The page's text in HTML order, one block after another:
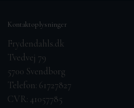
Kontaktoplysninger
Frydendahls.dk
Tvedvej 79
5700 Svendborg
Telefon: 61727827
CVR: 41057785